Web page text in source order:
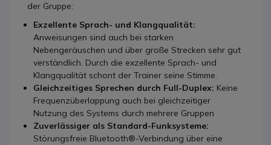
der Gruppe:
Exzellente Sprach- und Klangqualität:
Anweisungen sind auch bei starken
Nebengeräuschen und über große Strecken sehr gut
verständlich. Durch die exzellente Sprach- und
Klangqualität schont der Trainer seine Stimme.
Gleichzeitiges Sprechen durch Full-Duplex: Keine
Frequenzüberlappung auch bei gleichzeitiger
Nutzung des Systems durch mehrere Gruppen
Zuverlässiger als Standard-Funksysteme:
Störungsfreie Bluetooth®-Verbindung über eine